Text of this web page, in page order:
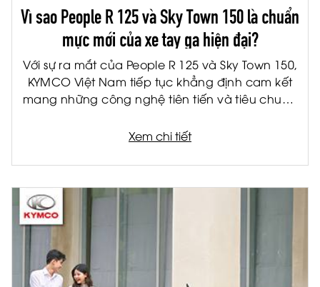
Vì sao People R 125 và Sky Town 150 là chuẩn
mực mới của xe tay ga hiện đại?
Với sự ra mắt của People R 125 và Sky Town 150,
KYMCO Việt Nam tiếp tục khẳng định cam kết
mang những công nghệ tiên tiến và tiêu chuẩn
Được phát triển trên nền tảng sản phẩm châu
ứng nhu cầu di chuyển hàng ngày mà còn mở
ra một chuẩn mực mới về trải nghiệm lái xe hiện
Xem chi tiết